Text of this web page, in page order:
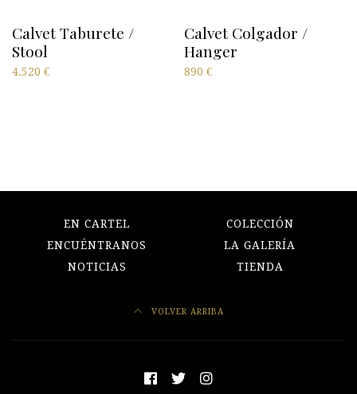
Calvet Taburete /
Stool
4.520 €
Calvet Colgador /
Hanger
890 €
EN CARTEL
COLECCIÓN
ENCUÉNTRANOS
LA GALERÍA
NOTICIAS
TIENDA
VOLVER ARRIBA